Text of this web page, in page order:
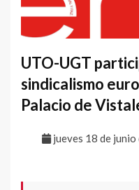
UTO-UGT
sindicalismo
Palacio de
jueves 18 de